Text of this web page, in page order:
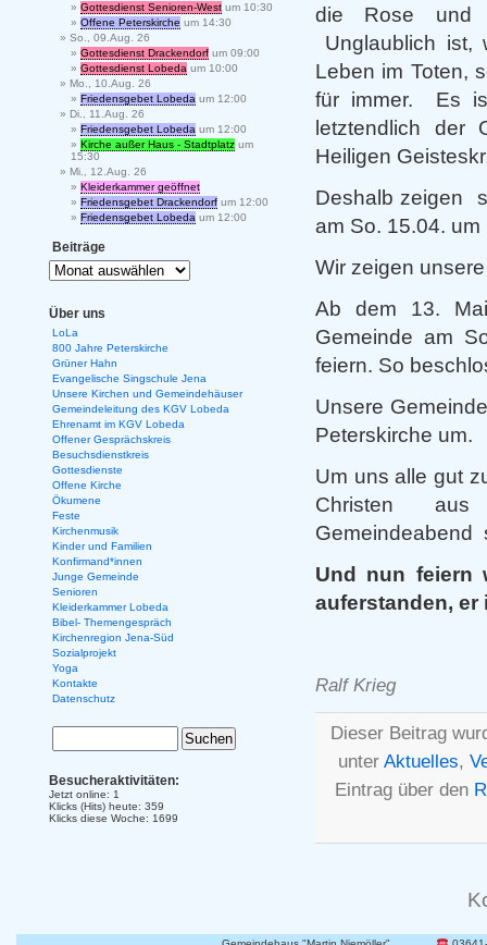
die Rose und
Unglaublich ist,
Leben im Toten,
für immer. Es
letztendlich der
Heiligen
Deshalb zeigen
am So. 15.04.
Wir zeigen
Ab dem 13.
Gemeinde am
feiern. So
Unsere
Peterskirche um.
Um uns alle gut
Christen aus
Gemeindeabend
Und nun feiern
auferstanden,
Ralf Krieg
Dieser Beitrag
unter Aktuelles,
Eintrag über den
Gottesdienst Senioren-West um 10:30
Offene Peterskirche um 14:30
So., 09.Aug. 26
Gottesdienst Drackendorf um 09:00
Gottesdienst Lobeda um 10:00
Mo., 10.Aug. 26
Friedensgebet Lobeda um 12:00
Di., 11.Aug. 26
Friedensgebet Lobeda um 12:00
Kirche außer Haus - Stadtplatz um
15:30
Mi., 12.Aug. 26
Kleiderkammer geöffnet
Friedensgebet Drackendorf um 12:00
Friedensgebet Lobeda um 12:00
Beiträge
Über uns
LoLa
800 Jahre Peterskirche
Grüner Hahn
Evangelische Singschule Jena
Unsere Kirchen und Gemeindehäuser
Gemeindeleitung des KGV Lobeda
Ehrenamt im KGV Lobeda
Offener Gesprächskreis
Besuchsdienstkreis
Gottesdienste
Offene Kirche
Ökumene
Feste
Kirchenmusik
Kinder und Familien
Konfirmand*innen
Junge Gemeinde
Senioren
Kleiderkammer Lobeda
Bibel- Themengespräch
Kirchenregion Jena-Süd
Sozialprojekt
Yoga
Kontakte
Datenschutz
Besucheraktivitäten:
Jetzt online: 1
Klicks (Hits) heute: 359
Klicks diese Woche: 1699